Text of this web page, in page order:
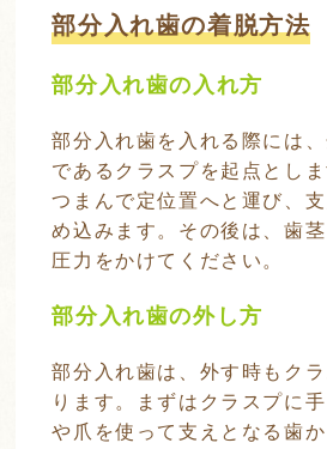
部分入れ歯の着脱方法
部分入れ歯の入れ方
部分入れ歯を入れる際には
であるクラスプを起点とし
つまんで定位置へと運び、
め込みます。その後は、歯
圧力をかけてください。
部分入れ歯の外し方
部分入れ歯は、外す時もク
ります。まずはクラスプに
や爪を使って支えとなる歯